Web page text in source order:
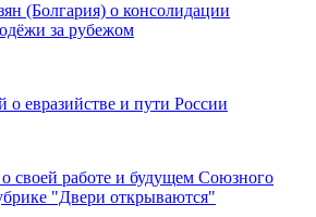
(Болгария) о консолидации
за рубежом
о евразийстве и пути России
своей работе и будущем Союзного
"Двери открываются"